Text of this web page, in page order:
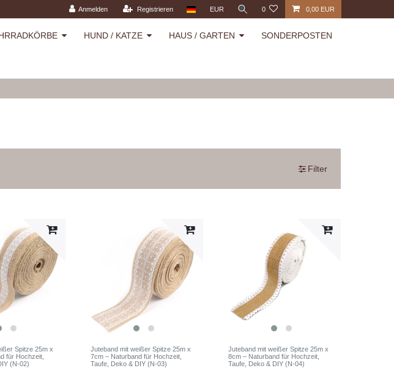
Anmelden Registrieren EUR 0 0,00 EUR
HUND / KATZE HAUS / GARTEN SONDERPOSTEN
Filter
Spitze 25m x
für Hochzeit,
(N-02)
Juteband mit weißer Spitze 25m x
7cm – Naturband für Hochzeit,
Taufe, Deko & DIY (N-03)
Juteband mit weißer Spitze 25m x
8cm – Naturband für Hochzeit,
Taufe, Deko & DIY (N-04)